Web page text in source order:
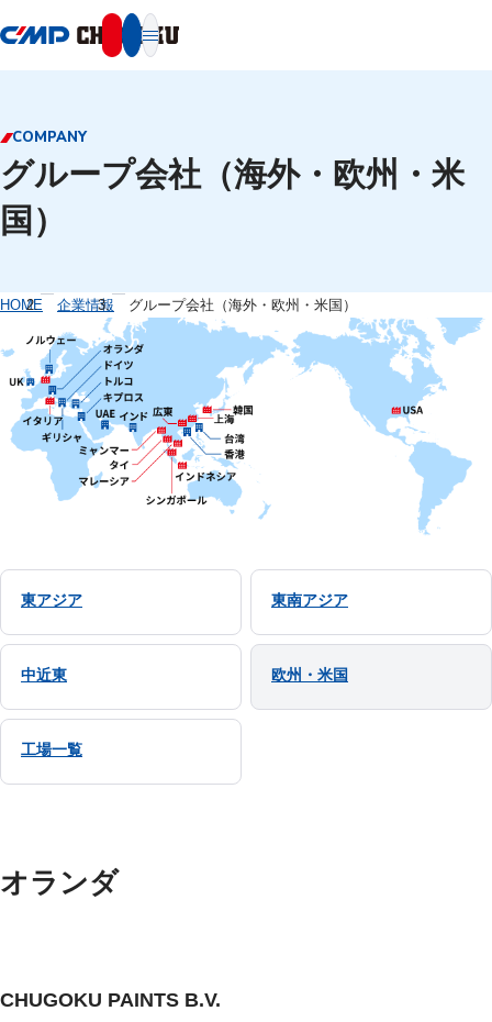
COMPANY
グループ会社（海外・欧州・米
国）
HOME 企業情報 グループ会社（海外・欧州・米国）
東アジア 東南アジア
中近東 欧州・米国
工場一覧
オランダ
CHUGOKU PAINTS B.V.